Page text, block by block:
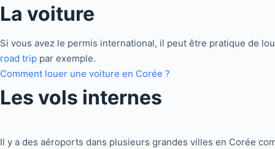
La voiture
Si vous avez le permis international, il peut être pratique de
road trip par exemple.
Comment louer une voiture en Corée ?
Les vols internes
Il y a des aéroports dans plusieurs grandes villes en Corée